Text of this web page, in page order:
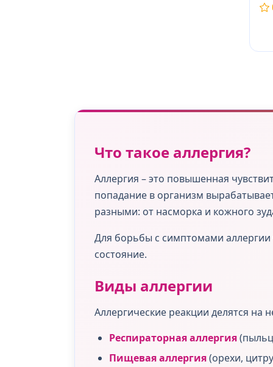
Что такое аллергия?
Аллергия – это повышенная
попадание в организм
разными: от насморка и кожного
Для борьбы с симптомами аллергии
состояние.
Виды аллергии
Аллергические реакции делятся на
Респираторная аллергия
Пищевая аллергия(орехи,